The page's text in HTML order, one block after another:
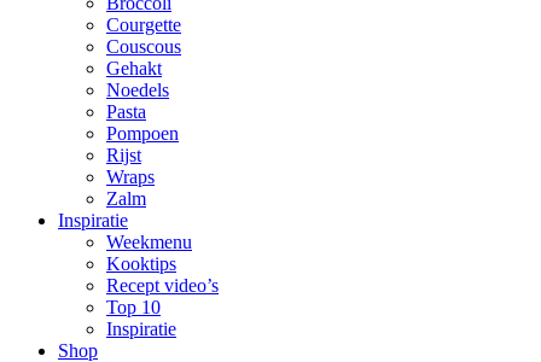
Courgette
Couscous
Gehakt
Noedels
Pasta
Pompoen
Rijst
Wraps
Zalm
Inspiratie
Weekmenu
Kooktips
Recept video’s
Top 10
Inspiratie
Shop